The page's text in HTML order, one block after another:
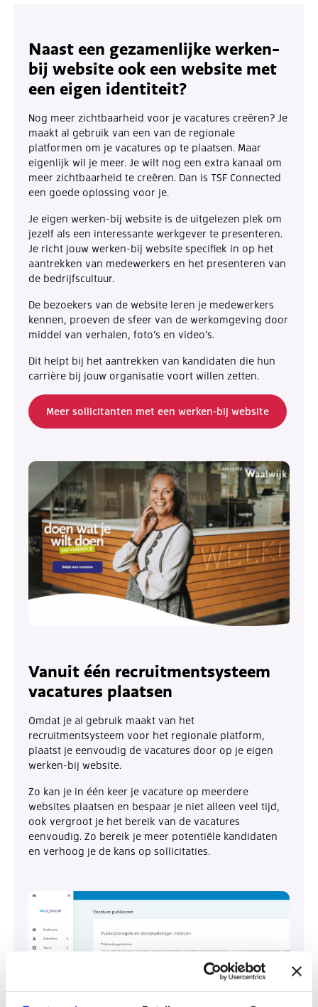
Naast een gezamenlijke werken-
bij website ook een website met
een eigen identiteit?
Nog meer zichtbaarheid voor je vacatures creëren? Je
maakt al gebruik van een van de regionale
platformen om je vacatures op te plaatsen. Maar
eigenlijk wil je meer. Je wilt nog een extra kanaal om
meer zichtbaarheid te creëren. Dan is TSF Connected
een goede oplossing voor je.
Je eigen werken-bij website is de uitgelezen plek om
jezelf als een interessante werkgever te presenteren.
Je richt jouw werken-bij website specifiek in op het
aantrekken van medewerkers en het presenteren van
de bedrijfscultuur.
De bezoekers van de website leren je medewerkers
kennen, proeven de sfeer van de werkomgeving door
middel van verhalen, foto’s en video’s.
Dit helpt bij het aantrekken van kandidaten die hun
carrière bij jouw organisatie voort willen zetten.
Meer sollicitanten met een werken-bij website
Vanuit één recruitmentsysteem
vacatures plaatsen
Omdat je al gebruik maakt van het
recruitmentsysteem voor het regionale platform,
plaatst je eenvoudig de vacatures door op je eigen
werken-bij website.
Zo kan je in één keer je vacature op meerdere
websites plaatsen en bespaar je niet alleen veel tijd,
ook vergroot je het bereik van de vacatures
eenvoudig. Zo bereik je meer potentiële kandidaten
en verhoog je de kans op sollicitaties.